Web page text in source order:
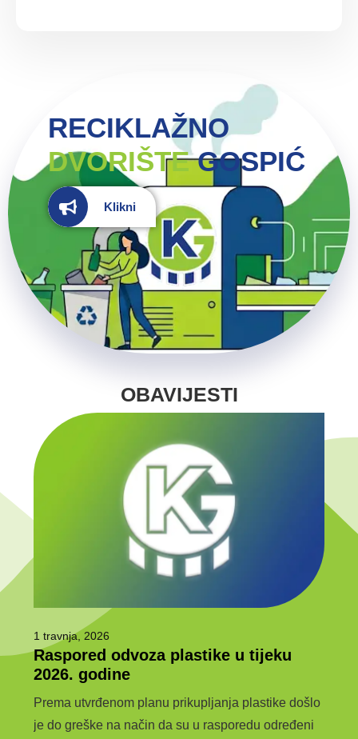
RECIKLAŽNO
DVORIŠTE GOSPIĆ
Klikni
OBAVIJESTI
1 travnja, 2026
Raspored odvoza plastike u tijeku
2026. godine
Prema utvrđenom planu prikupljanja plastike došlo
je do greške na način da su u rasporedu određeni